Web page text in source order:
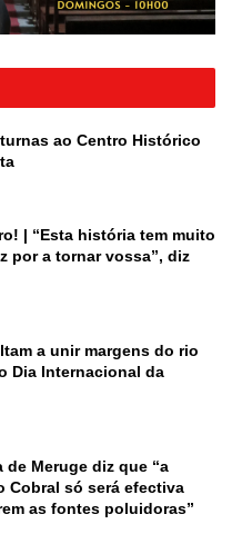
ao Centro Histórico
| “Esta história tem muito
por a tornar vossa”, diz
a unir margens do rio
Dia Internacional da
Meruge diz que “a
Cobral só será efectiva
as fontes poluidoras”